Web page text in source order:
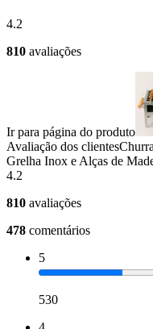
4.2
810 avaliações
Ir para página do produto
Avaliação dos clientes
Grelha Inox e Alças de
4.2
810 avaliações
478 comentários
5
530